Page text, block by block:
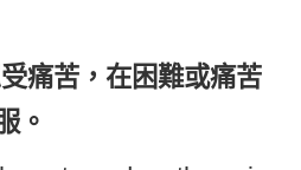
痛苦，在困難或痛苦
。